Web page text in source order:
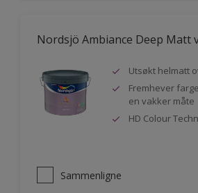
Nordsjö Ambiance Deep Matt
Utsøkt helmatt
Fremhever
en vakker måte
HD Colour
Sammenligne